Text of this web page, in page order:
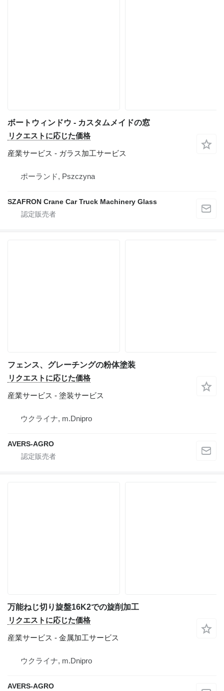
ボートウィンドウ - カスタムメイドの窓
リクエストに応じた価格
産業サービス - ガラス加工サービス
ポーランド, Pszczyna
SZAFRON Crane Car Truck Machinery Glass
フェンス、グレーチングの粉体塗装
リクエストに応じた価格
産業サービス - 塗装サービス
ウクライナ, m.Dnipro
AVERS-AGRO
万能ねじ切り旋盤16K2での旋削加工
リクエストに応じた価格
産業サービス - 金属加工サービス
ウクライナ, m.Dnipro
AVERS-AGRO